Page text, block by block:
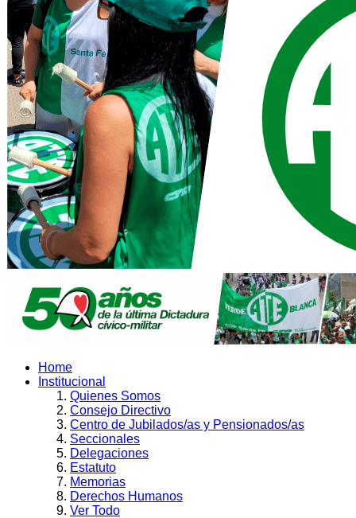
Home
Institucional
Quienes Somos
Consejo Directivo
Centro de Jubilados/as y Pensionados/as
Seccionales
Delegaciones
Estatuto
Memorias
Derechos Humanos
Ver Todo